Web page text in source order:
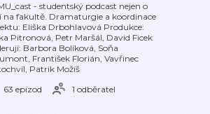
- studentský podcast nejen o
na fakultě. Dramaturgie a koordinace
Eliška Drbohlavová Produkce:
Pitronová, Petr Maršál, David Ficek
Barbora Bolíková, Soňa
František Florián, Vavřinec
Patrik Možíš
63 epizod
1 odběratel